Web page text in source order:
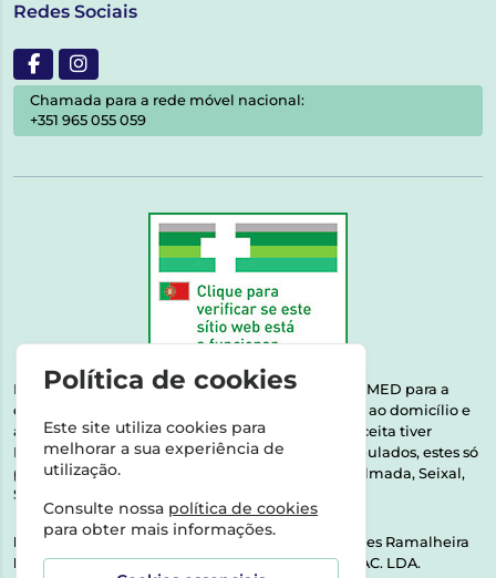
Redes Sociais
Chamada para a rede móvel nacional:
+351 965 055 059
Esta farmácia encontra-se autorizada pelo INFARMED para a
dispensa de medicamentos e produtos de saúde ao domicílio e
através da internet. Medicamentos | Se na sua receita tiver
MSRM, MNSRM, MSRMV ou Medicamentos Manipulados, estes só
podem ser entregues nos seguintes concelhos: Almada, Seixal,
Sesimbra, Oeiras e Lisboa.
Direção Técnica:
Dra. Raquel Alexandra Fernandes Ramalheira
NIPC:513064133 | ASPAS E NÚMEROS SOC. FARMAC. LDA.
Política de cookies
Este site utiliza cookies para
melhorar a sua experiência de
utilização.
Consulte nossa política de cookies
para obter mais informações.